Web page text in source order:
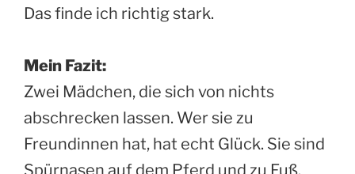
Das finde ich richtig stark.
Mein Fazit:
Zwei Mädchen, die sich von nichts
abschrecken lassen. Wer sie zu
Freundinnen hat, hat echt Glück. Sie sind
Spürnasen auf dem Pferd und zu Fuß.